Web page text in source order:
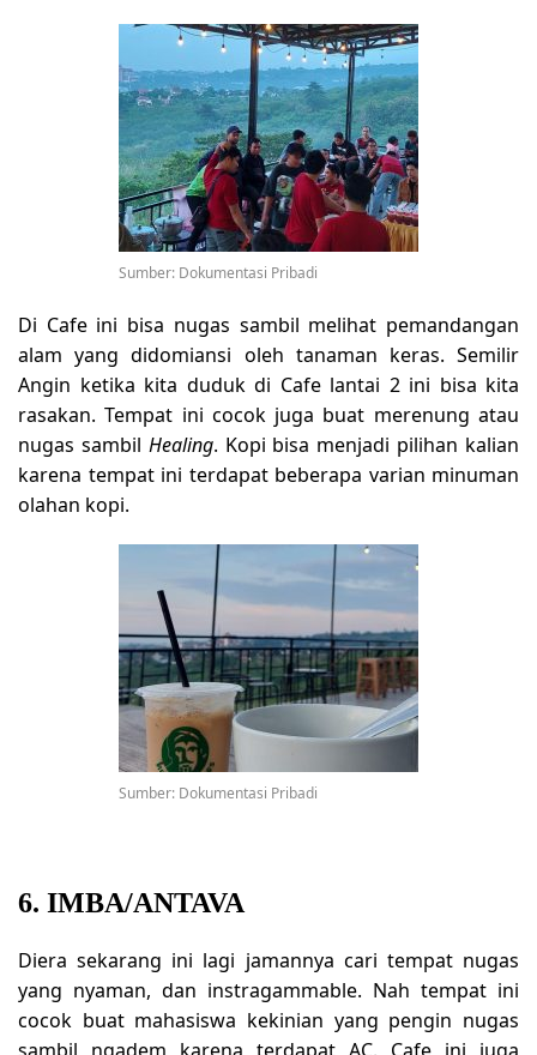
Sumber: Dokumentasi Pribadi
Di Cafe ini bisa nugas sambil melihat pemandangan
alam yang didomiansi oleh tanaman keras. Semilir
Angin ketika kita duduk di Cafe lantai 2 ini bisa kita
rasakan. Tempat ini cocok juga buat merenung atau
nugas sambil Healing. Kopi bisa menjadi pilihan kalian
karena tempat ini terdapat beberapa varian minuman
olahan kopi.
Sumber: Dokumentasi Pribadi
6. IMBA/ANTAVA
Diera sekarang ini lagi jamannya cari tempat nugas
yang nyaman, dan instragammable. Nah tempat ini
cocok buat mahasiswa kekinian yang pengin nugas